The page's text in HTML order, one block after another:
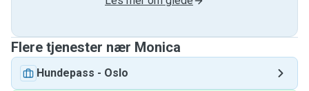
Flere tjenester nær Monica
Hundepass - Oslo